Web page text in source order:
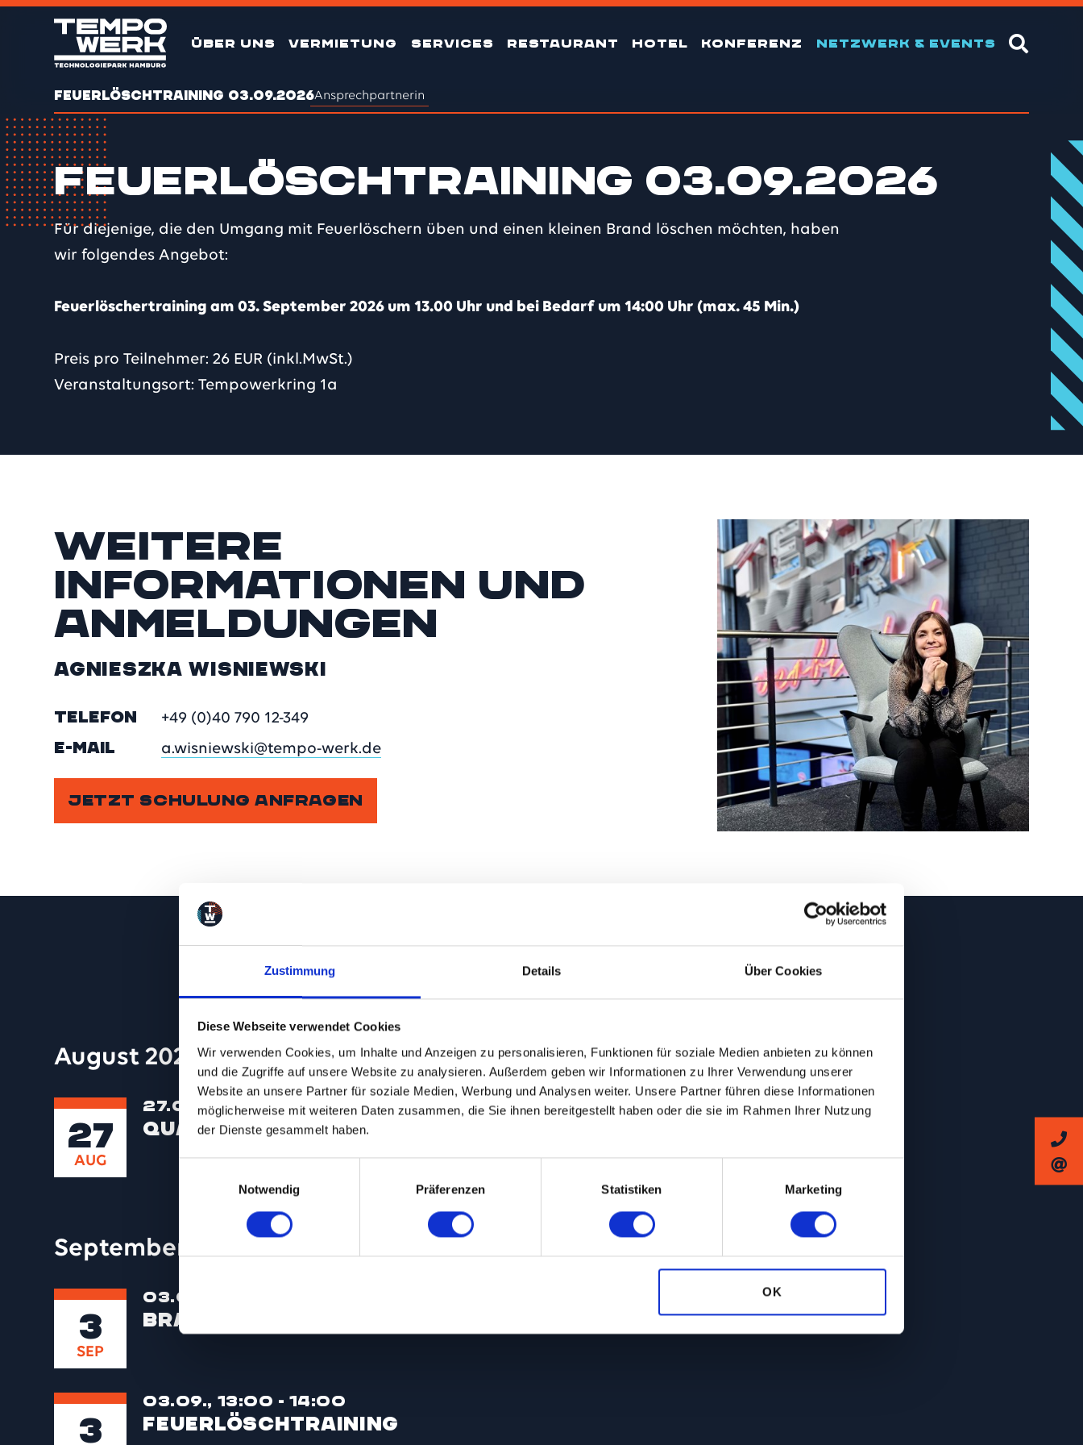
Zustimmung Details Über Cookies
Diese Webseite verwendet Cookies
Wir verwenden Cookies, um Inhalte und Anzeigen zu personalisieren, Funktionen für soziale Medien anbieten zu können
und die Zugriffe auf unsere Website zu analysieren. Außerdem geben wir Informationen zu Ihrer Verwendung unserer
Website an unsere Partner für soziale Medien, Werbung und Analysen weiter. Unsere Partner führen diese Informationen
möglicherweise mit weiteren Daten zusammen, die Sie ihnen bereitgestellt haben oder die sie im Rahmen Ihrer Nutzung
der Dienste gesammelt haben.
Notwendig
Präferenzen Statistiken Marketing
OK
ÜBER UNS VERMIETUNG SERVICES RESTAURANT HOTEL KONFERENZ NETZWERK & EVENTS
FEUERLÖSCHTRAINING 03.09.2026Ansprechpartnerin
Feuerlöschtraining 03.09.2026
Für diejenige, die den Umgang mit Feuerlöschern üben und einen kleinen Brand löschen möchten, haben
wir folgendes Angebot:
Feuerlöschertraining am 03. September 2026 um 13.00 Uhr und bei Bedarf um 14:00 Uhr (max. 45 Min.)
Preis pro Teilnehmer: 26 EUR (inkl.MwSt.)
Veranstaltungsort: Tempowerkring 1a
Weitere
Informationen und
Anmeldungen
Agnieszka Wisniewski
TELEFON +49 (0)40 790 12-349
E-MAIL a.wisniewski@tempo-werk.de
JETZT SCHULUNG ANFRAGEN
August 2026
27
AUG
27.08., 09:00
Qualifizierung als Weiterbildungs­mentor
September 2026
3
SEP
03.09., 11:00 - 14:00
Brandschutz­schulung
3
03.09., 13:00 - 14:00
Feuerlöschtraining